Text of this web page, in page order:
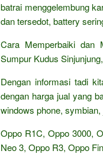
batrai menggelembung
dan tersedot, battery
Cara Memperbaiki dan
Sumpur Kudus
Dengan informasi tadi
dengan harga jual yang
windows phone,
Oppo R1C, Oppo 3000,
Neo 3, Oppo R3, Oppo